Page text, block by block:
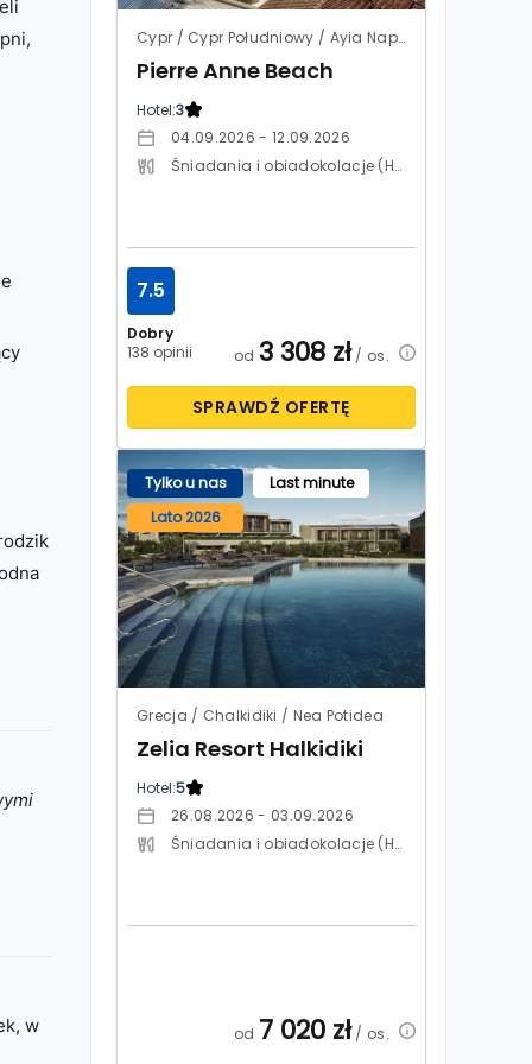
w
Cypr / Cypr Południowy / Ayia Napa
Pierre Anne Beach
Hotel:3
04.09.2026 - 12.09.2026
Śniadania i obiadokolacje (HB)
Dobry
138 opinii
7.5
od 3 308 zł/ os.
SPRAWDŹ OFERTĘ
Tylko u nas
Last minute
Lato 2026
Grecja / Chalkidiki / Nea Potidea
Zelia Resort Halkidiki
Hotel:5
26.08.2026 - 03.09.2026
Śniadania i obiadokolacje (HB)
od 7 020 zł/ os.